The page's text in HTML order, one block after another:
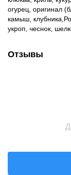
огурец, оригинал
камыш,
укроп, чеснок,
Отзывы